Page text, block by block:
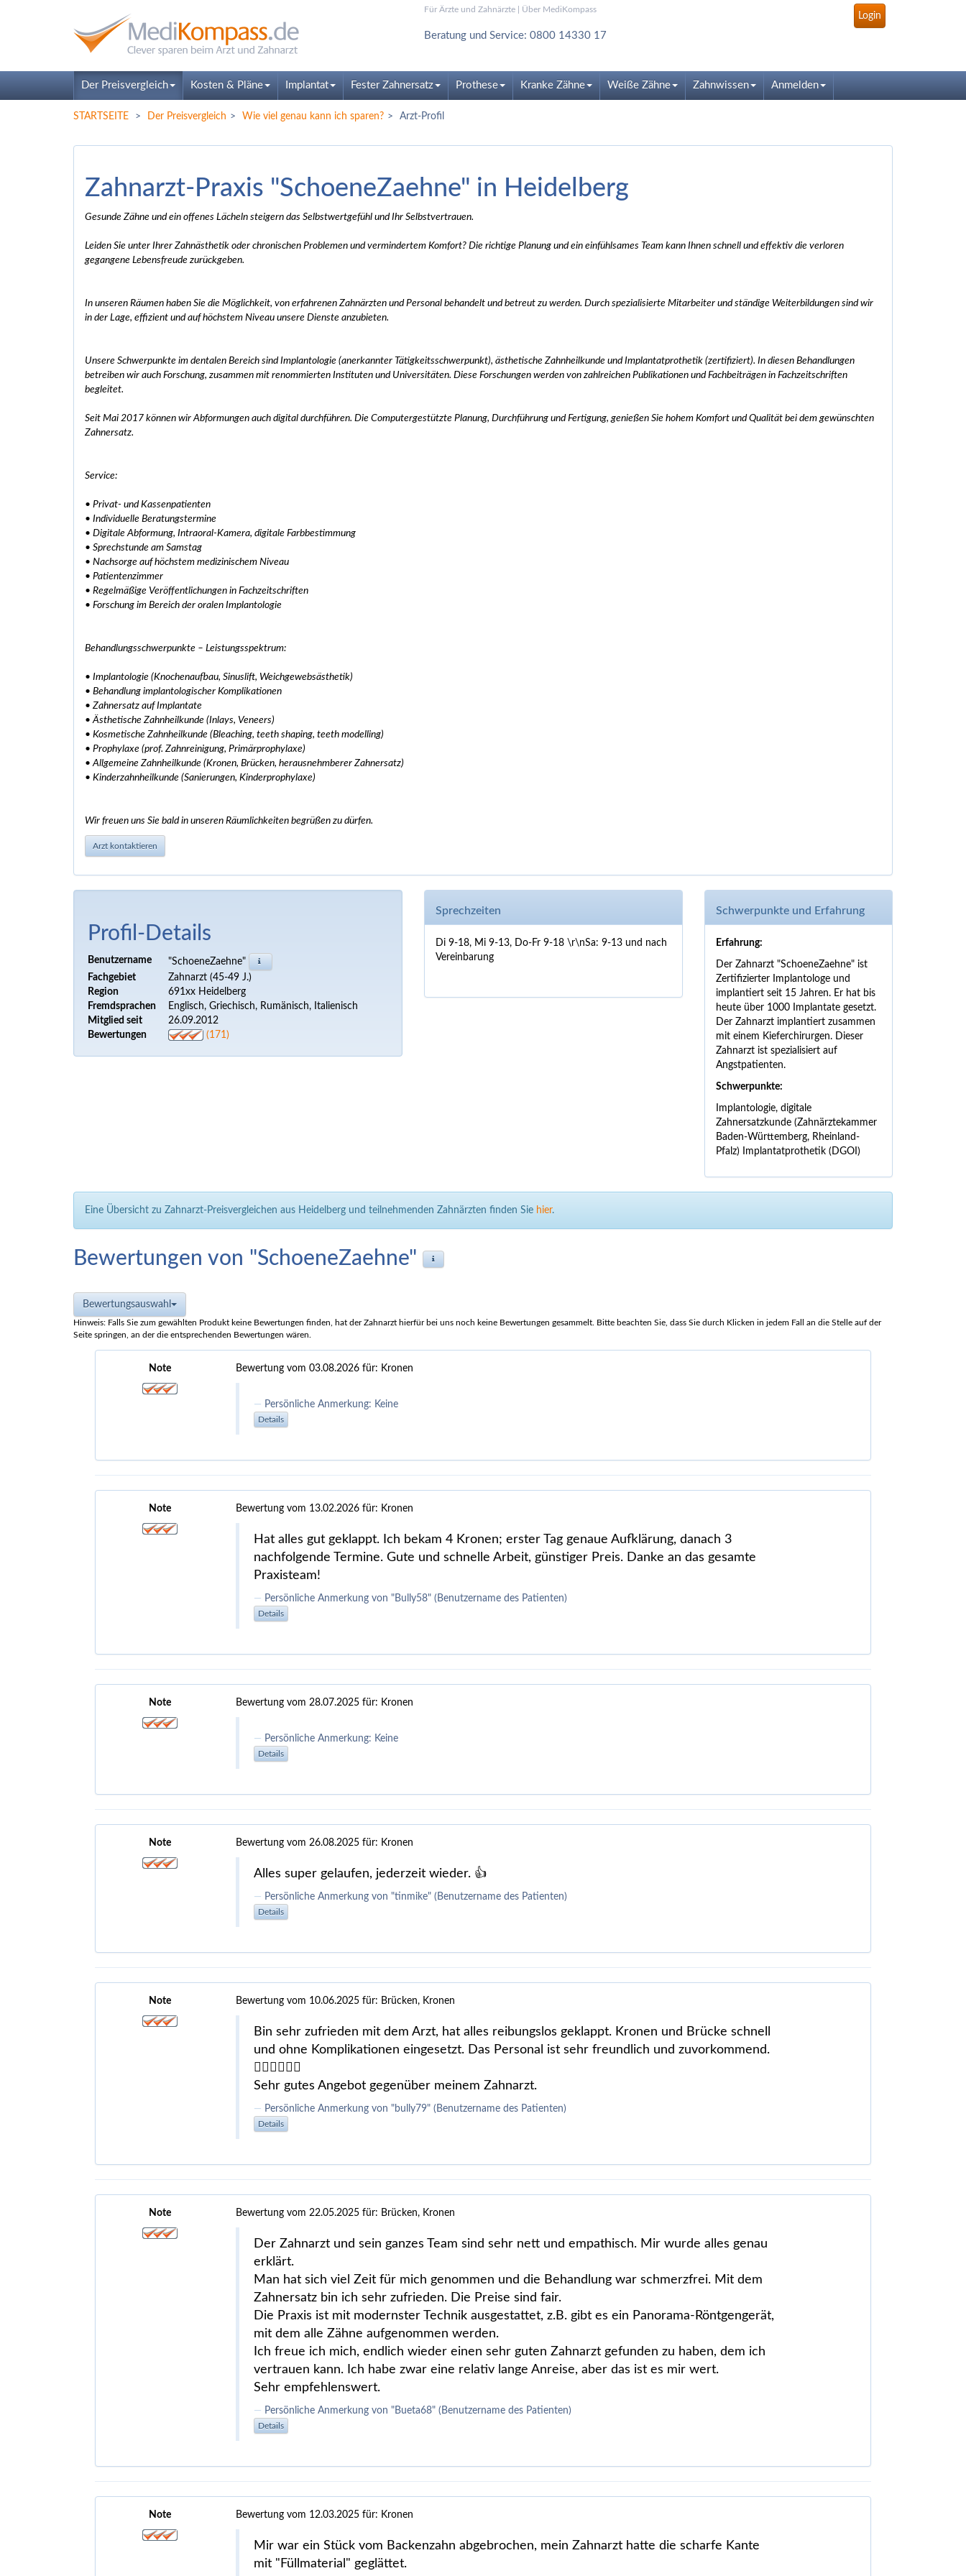
Für Ärzte und Zahnärzte| Über MediKompass
Login
Beratung und Service: 0800 14330 17
Der Preisvergleich Kosten & Pläne Implantat Fester Zahnersatz Prothese Kranke Zähne Weiße Zähne Zahnwissen Anmelden
STARTSEITE Der Preisvergleich Wie viel genau kann ich sparen? Arzt-Profil
Zahnarzt-Praxis "SchoeneZaehne" in Heidelberg
Gesunde Zähne und ein offenes Lächeln steigern das Selbstwertgefühl und Ihr Selbstvertrauen.
Leiden Sie unter Ihrer Zahnästhetik oder chronischen Problemen und vermindertem Komfort? Die richtige Planung und ein einfühlsames Team kann Ihnen schnell und effektiv die verloren
gegangene Lebensfreude zurückgeben.
In unseren Räumen haben Sie die Möglichkeit, von erfahrenen Zahnärzten und Personal behandelt und betreut zu werden. Durch spezialisierte Mitarbeiter und ständige Weiterbildungen sind wir
in der Lage, effizient und auf höchstem Niveau unsere Dienste anzubieten.
Unsere Schwerpunkte im dentalen Bereich sind Implantologie (anerkannter Tätigkeitsschwerpunkt), ästhetische Zahnheilkunde und Implantatprothetik (zertifiziert). In diesen Behandlungen
betreiben wir auch Forschung, zusammen mit renommierten Instituten und Universitäten. Diese Forschungen werden von zahlreichen Publikationen und Fachbeiträgen in Fachzeitschriften
begleitet.
Seit Mai 2017 können wir Abformungen auch digital durchführen. Die Computergestützte Planung, Durchführung und Fertigung, genießen Sie hohem Komfort und Qualität bei dem gewünschten
Zahnersatz.
Service:
• Privat- und Kassenpatienten
• Individuelle Beratungstermine
• Digitale Abformung, Intraoral-Kamera, digitale Farbbestimmung
• Sprechstunde am Samstag
• Nachsorge auf höchstem medizinischem Niveau
• Patientenzimmer
• Regelmäßige Veröffentlichungen in Fachzeitschriften
• Forschung im Bereich der oralen Implantologie
Behandlungsschwerpunkte – Leistungsspektrum:
• Implantologie (Knochenaufbau, Sinuslift, Weichgewebsästhetik)
• Behandlung implantologischer Komplikationen
• Zahnersatz auf Implantate
• Ästhetische Zahnheilkunde (Inlays, Veneers)
• Kosmetische Zahnheilkunde (Bleaching, teeth shaping, teeth modelling)
• Prophylaxe (prof. Zahnreinigung, Primärprophylaxe)
• Allgemeine Zahnheilkunde (Kronen, Brücken, herausnehmberer Zahnersatz)
• Kinderzahnheilkunde (Sanierungen, Kinderprophylaxe)
Wir freuen uns Sie bald in unseren Räumlichkeiten begrüßen zu dürfen.
Arzt kontaktieren
Profil-Details
Benutzername
"SchoeneZaehne"
Fachgebiet
Zahnarzt (45-49 J.)
Region
691xx Heidelberg
Fremdsprachen
Englisch, Griechisch, Rumänisch, Italienisch
Mitglied seit
26.09.2012
Bewertungen
(171)
Sprechzeiten
Di 9-18, Mi 9-13, Do-Fr 9-18 \r\nSa: 9-13 und nach
Vereinbarung
Schwerpunkte und Erfahrung
Erfahrung:
Der Zahnarzt "SchoeneZaehne" ist
Zertifizierter Implantologe und
implantiert seit 15 Jahren. Er hat bis
heute über 1000 Implantate gesetzt.
Der Zahnarzt implantiert zusammen
mit einem Kieferchirurgen. Dieser
Zahnarzt ist spezialisiert auf
Angstpatienten.
Schwerpunkte:
Implantologie, digitale
Zahnersatzkunde (Zahnärztekammer
Baden-Württemberg, Rheinland-
Pfalz) Implantatprothetik (DGOI)
Eine Übersicht zu Zahnarzt-Preisvergleichen aus Heidelberg und teilnehmenden Zahnärzten finden Sie hier.
Bewertungen von "SchoeneZaehne"
Bewertungsauswahl
Hinweis: Falls Sie zum gewählten Produkt keine Bewertungen finden, hat der Zahnarzt hierfür bei uns noch keine Bewertungen gesammelt. Bitte beachten Sie, dass Sie durch Klicken in jedem Fall an die Stelle auf der
Seite springen, an der die entsprechenden Bewertungen wären.
Note Bewertung vom 03.08.2026für: Kronen
Persönliche Anmerkung: Keine
Details
Note Bewertung vom 13.02.2026für: Kronen
Hat alles gut geklappt. Ich bekam 4 Kronen; erster Tag genaue Aufklärung, danach 3
nachfolgende Termine. Gute und schnelle Arbeit, günstiger Preis. Danke an das gesamte
Praxisteam!
Persönliche Anmerkung von "Bully58" (Benutzername des Patienten)
Details
Note Bewertung vom 28.07.2025für: Kronen
Persönliche Anmerkung: Keine
Details
Note Bewertung vom 26.08.2025für: Kronen
Alles super gelaufen, jederzeit wieder. 👍
Persönliche Anmerkung von "tinmike" (Benutzername des Patienten)
Details
Note Bewertung vom 10.06.2025für: Brücken, Kronen
Bin sehr zufrieden mit dem Arzt, hat alles reibungslos geklappt. Kronen und Brücke schnell
und ohne Komplikationen eingesetzt. Das Personal ist sehr freundlich und zuvorkommend.
Sehr gutes Angebot gegenüber meinem Zahnarzt.
Persönliche Anmerkung von "bully79" (Benutzername des Patienten)
Details
Note Bewertung vom 22.05.2025für: Brücken, Kronen
Der Zahnarzt und sein ganzes Team sind sehr nett und empathisch. Mir wurde alles genau
erklärt.
Man hat sich viel Zeit für mich genommen und die Behandlung war schmerzfrei. Mit dem
Zahnersatz bin ich sehr zufrieden. Die Preise sind fair.
Die Praxis ist mit modernster Technik ausgestattet, z.B. gibt es ein Panorama-Röntgengerät,
mit dem alle Zähne aufgenommen werden.
Ich freue ich mich, endlich wieder einen sehr guten Zahnarzt gefunden zu haben, dem ich
vertrauen kann. Ich habe zwar eine relativ lange Anreise, aber das ist es mir wert.
Sehr empfehlenswert.
Persönliche Anmerkung von "Bueta68" (Benutzername des Patienten)
Details
Note Bewertung vom 12.03.2025für: Kronen
Mir war ein Stück vom Backenzahn abgebrochen, mein Zahnarzt hatte die scharfe Kante
mit "Füllmaterial" geglättet.